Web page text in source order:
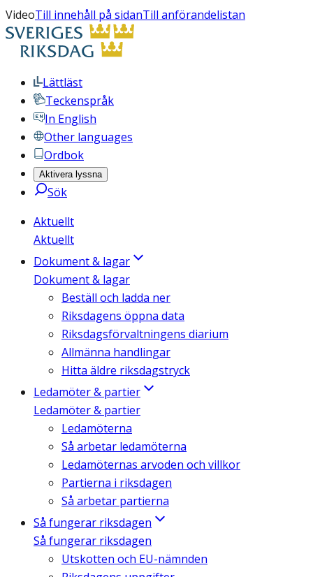
VideoTill innehåll på sidanTill anförandelistan
Lättläst
Teckenspråk
In English
Other languages
Ordbok
Aktivera lyssna
Sök
Aktuellt
Aktuellt
Dokument & lagar
Dokument & lagar
Beställ och ladda ner
Riksdagens öppna data
Riksdagsförvaltningens diarium
Allmänna handlingar
Hitta äldre riksdagstryck
Ledamöter & partier
Ledamöter & partier
Ledamöterna
Så arbetar ledamöterna
Ledamöternas arvoden och villkor
Partierna i riksdagen
Så arbetar partierna
Så fungerar riksdagen
Så fungerar riksdagen
Utskotten och EU-nämnden